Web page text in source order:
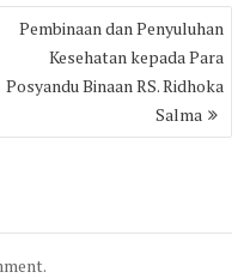
Pembinaan dan Penyuluhan
Kesehatan kepada Para
Posyandu Binaan RS. Ridhoka
Salma